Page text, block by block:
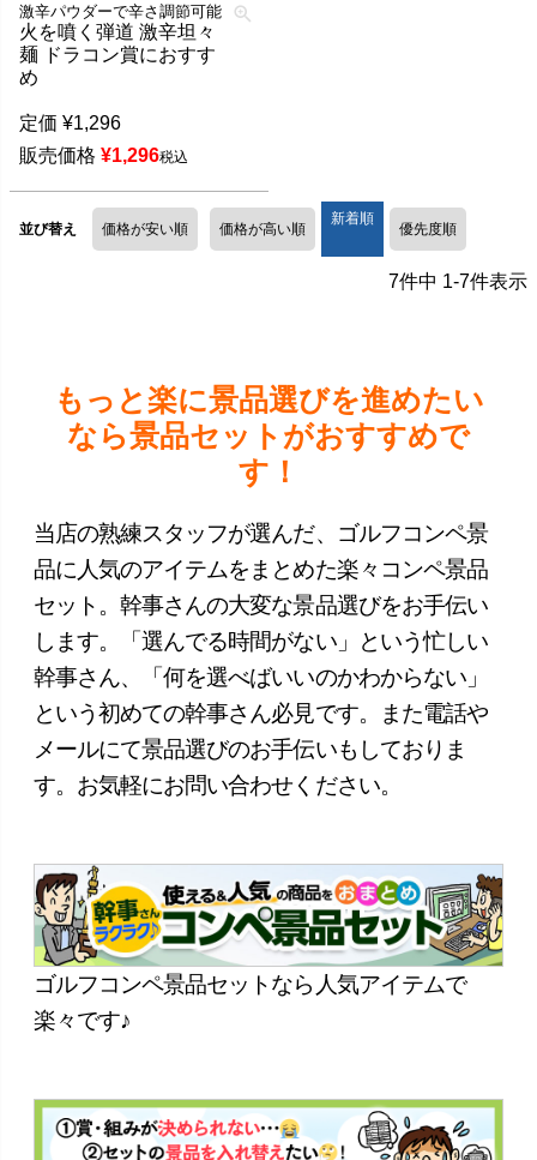
激辛パウダーで辛さ調節可能
火を噴く弾道 激辛坦々
麺 ドラコン賞におすす
め
定価 ¥1,296
販売価格 ¥1,296税込
並び替え 価格が安い順 価格が高い順
新着順
優先度順
7件中 1-7件表示
もっと楽に景品選びを進めたい
なら景品セットがおすすめで
す！
当店の熟練スタッフが選んだ、ゴルフコンペ景
品に人気のアイテムをまとめた楽々コンペ景品
セット。幹事さんの大変な景品選びをお手伝い
します。「選んでる時間がない」という忙しい
幹事さん、「何を選べばいいのかわからない」
という初めての幹事さん必見です。また電話や
メールにて景品選びのお手伝いもしておりま
す。お気軽にお問い合わせください。
ゴルフコンペ景品セットなら人気アイテムで
楽々です♪